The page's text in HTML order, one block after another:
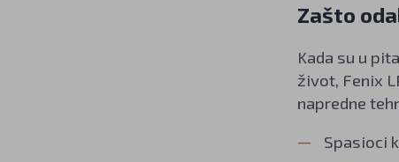
Zašto
Kada su u
život, Fenix
napredne
Spasioci